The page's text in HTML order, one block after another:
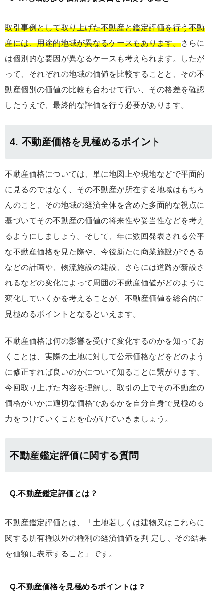
取引事例として取り上げた不動産と鑑定評価を行う不動
産には、用途的地域が異なるケースもあります。さらに
は個別的な要因が異なるケースも考えられます。したが
って、それぞれの地域の価値を比較することと、その不
動産個別の価値の比較も合わせて行い、その格差を確認
したうえで、最終的な評価を行う必要があります。
4. 不動産価格を見極めるポイント
不動産価格については、単に地図上や現地などで平面的
に見るのではなく、その不動産が所在する地域はもちろ
んのこと、その地域の経済全体を含めた多面的な視点に
基づいてその不動産の価値の将来性や妥当性などを考え
るようにしましょう。そして、年に数回発表される公平
な不動産価格を見た際や、今後新たに商業施設ができる
などの計画や、物流施設の建設、さらには道路が新設さ
れるなどの変化によって周囲の不動産価値がどのように
変化していくかを考えることが、不動産価値を総合的に
見極めるポイントとなるといえます。
不動産価格は何の影響を受けて変化するのかを知ってお
くことは、実際の⼟地に対して公⽰価格などをどのよう
に修正すれば良いのかについて知ることに繋がります。
今回取り上げた内容を理解し、取引の上でその不動産の
価格がいかに適切な価格であるかを自分自身で見極める
力をつけていくことを心がけていきましょう。
不動産鑑定評価に関する質問
Q.不動産鑑定評価とは？
不動産鑑定評価とは、「⼟地若しくは建物⼜はこれらに
関する所有権以外の権利の経済価値を判 定し、その結果
を価額に表⽰すること」です。
Q.不動産価格を見極めるポイントは？